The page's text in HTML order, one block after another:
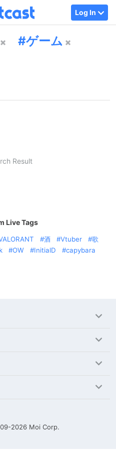
Log In
ゲーム
Result
Live Tags
酒 Vtuber
歌
OW InitialD
capybara
2026 Moi Corp.